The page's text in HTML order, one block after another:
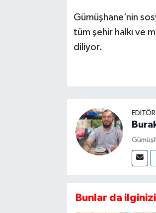
Gümüşhane’nin
tüm şehir halkı ve
diliyor.
EDITÖR
Bunlar da